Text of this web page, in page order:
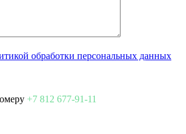
обработки персональных данных
+7 812 677-91-11